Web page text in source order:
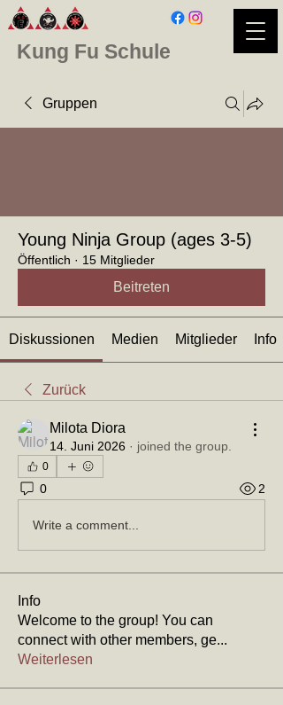
Kung Fu Schule
Gruppen
Young Ninja Group (ages 3-5)
Öffentlich · 15 Mitglieder
Beitreten
Diskussionen Medien Mitglieder Info
Zurück
Milota Diora
14. Juni 2026 · joined the group.
0
0 2
Write a comment...
Info
Welcome to the group! You can
connect with other members, ge...
Weiterlesen